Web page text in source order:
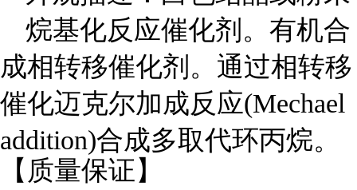
烷基化反应催化剂。有机合
成相转移催化剂。通过相转移
催化迈克尔加成反应(Mechael
addition)合成多取代环丙烷。
【质量保证】